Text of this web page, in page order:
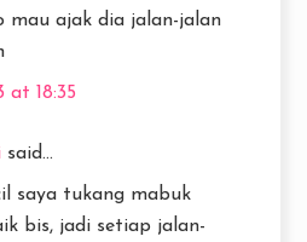
mau ajak dia jalan-jalan
at 18:35
said...
saya tukang mabuk
bis, jadi setiap jalan-